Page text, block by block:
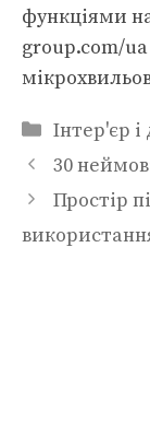
функціями
group.com/
Категорії
Інтер'єр
30
Простір